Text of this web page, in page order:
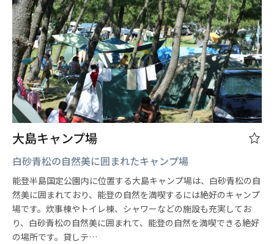
大島キャンプ場
白砂青松の自然美に囲まれたキャンプ場
能登半島国定公園内に位置する大島キャンプ場は、白砂青松の自
然美に囲まれており、能登の自然を満喫するには絶好のキャンプ
場です。炊事棟やトイレ棟、シャワーなどの施設も充実してお
り、白砂青松の自然美に囲まれて、能登の自然を満喫できる絶好
の場所です。貸しテ…